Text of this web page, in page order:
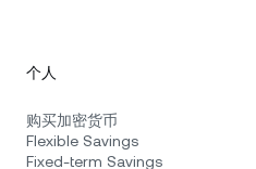
个人
购买加密货币
Flexible Savings
Fixed-term Savings